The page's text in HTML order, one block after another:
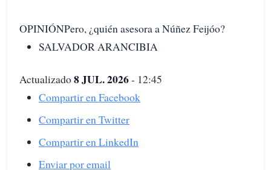
OPINIÓNPero, ¿quién asesora a Núñez Feijóo?
SALVADOR ARANCIBIA
Actualizado8 JUL. 2026- 12:45
Compartir en Facebook
Compartir en Twitter
Compartir en LinkedIn
Enviar por email